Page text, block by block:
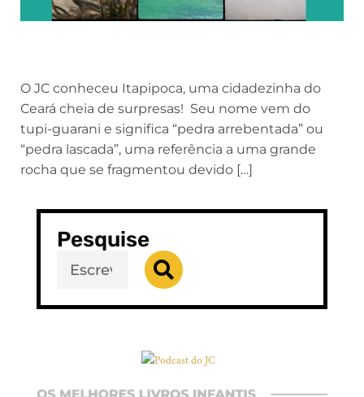
O JC conheceu Itapipoca, uma cidadezinha do
Ceará cheia de surpresas! Seu nome vem do
tupi-guarani e significa “pedra arrebentada” ou
“pedra lascada”, uma referência a uma grande
rocha que se fragmentou devido […]
Pesquise